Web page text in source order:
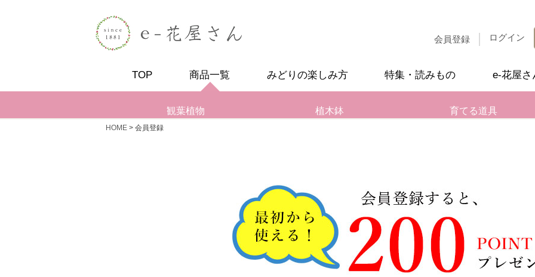
会員登録 ログイン
TOP 商品一覧 みどりの楽しみ方 特集・読みもの e-花屋さ
観葉植物 植木鉢 育てる道具
HOME 会員登録